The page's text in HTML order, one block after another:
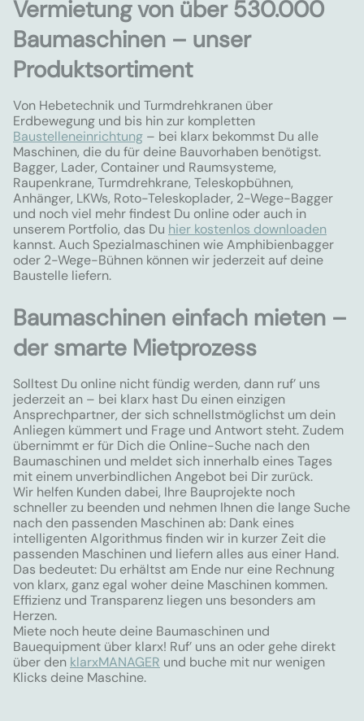
Vermietung von über 530.000
Baumaschinen – unser
Produktsortiment
Von Hebetechnik und Turmdrehkranen über
Erdbewegung und bis hin zur kompletten
Baustelleneinrichtung – bei klarx bekommst Du alle
Maschinen, die du für deine Bauvorhaben benötigst.
Bagger, Lader, Container und Raumsysteme,
Raupenkrane, Turmdrehkrane, Teleskopbühnen,
Anhänger, LKWs, Roto-Teleskoplader, 2-Wege-Bagger
und noch viel mehr findest Du online oder auch in
unserem Portfolio, das Du hier kostenlos downloaden
kannst. Auch Spezialmaschinen wie Amphibienbagger
oder 2-Wege-Bühnen können wir jederzeit auf deine
Baustelle liefern.
Baumaschinen einfach mieten –
der smarte Mietprozess
Solltest Du online nicht fündig werden, dann ruf’ uns
jederzeit an – bei klarx hast Du einen einzigen
Ansprechpartner, der sich schnellstmöglichst um dein
Anliegen kümmert und Frage und Antwort steht. Zudem
übernimmt er für Dich die Online-Suche nach den
Baumaschinen und meldet sich innerhalb eines Tages
mit einem unverbindlichen Angebot bei Dir zurück.
Wir helfen Kunden dabei, Ihre Bauprojekte noch
schneller zu beenden und nehmen Ihnen die lange Suche
nach den passenden Maschinen ab: Dank eines
intelligenten Algorithmus finden wir in kurzer Zeit die
passenden Maschinen und liefern alles aus einer Hand.
Das bedeutet: Du erhältst am Ende nur eine Rechnung
von klarx, ganz egal woher deine Maschinen kommen.
Effizienz und Transparenz liegen uns besonders am
Herzen.
Miete noch heute deine Baumaschinen und
Bauequipment über klarx! Ruf’ uns an oder gehe direkt
über den klarxMANAGER und buche mit nur wenigen
Klicks deine Maschine.